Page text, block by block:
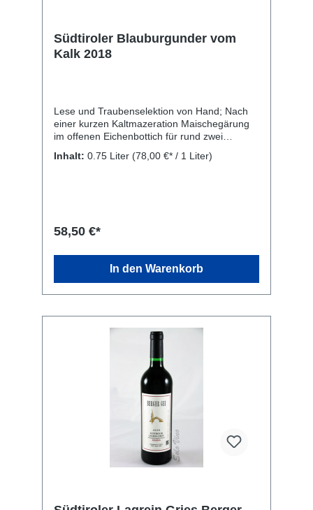
Südtiroler Blauburgunder vom
Kalk 2018
Lese und Traubenselektion von Hand; Nach
einer kurzen Kaltmazeration Maischegärung
im offenen Eichenbottich für rund zwei
30° C, biologischer Säureabbau und Ausbau
Inhalt: 0.75 Liter (78,00 €* / 1 Liter)
58,50 €*
In den Warenkorb